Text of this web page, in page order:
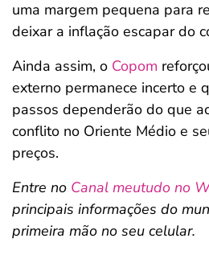
uma margem pequena para
deixar a inflação escapar do
Ainda assim, o Copom
externo permanece incerto e
passos dependerão do que
conflito no Oriente Médio e
preços.
Entre no Canal meutudo no
principais informações do
primeira mão no seu celular.